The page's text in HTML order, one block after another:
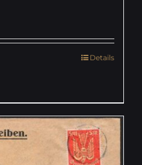
Details